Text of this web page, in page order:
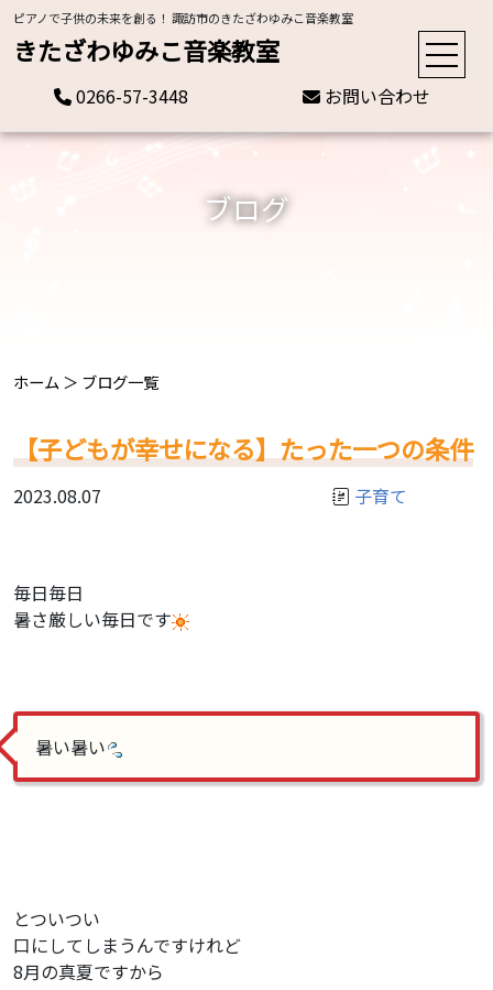
ピアノで子供の未来を創る！ 諏訪市のきたざわゆみこ音楽教室
きたざわゆみこ音楽教室
0266-57-3448 お問い合わせ
ブログ
ホーム ＞ ブログ一覧
【子どもが幸せになる】たった一つの条件
2023.08.07 子育て
毎日毎日
暑さ厳しい毎日です
暑い暑い
とついつい
口にしてしまうんですけれど
8月の真夏ですから